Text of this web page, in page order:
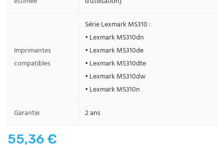
Imprimantes
compatibles
Série Lexmark MS310 :
• Lexmark MS310dn
• Lexmark MS310de
• Lexmark MS310dte
• Lexmark MS310dw
• Lexmark MS310n
Garantie 2 ans
55,36 €